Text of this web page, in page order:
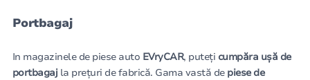
Portbagaj
In magazinele de piese auto EVryCAR, puteți cumpăra ușă de
portbagajla prețuri de fabrică. Gama vastă de piese de